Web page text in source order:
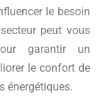
le besoin
peut vous
garantir un
le confort de
énergétiques.